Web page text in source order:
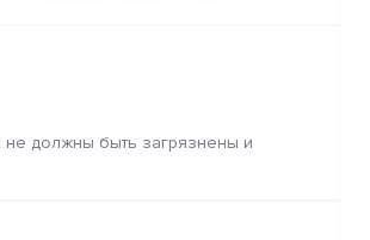
не должны быть загрязнены и